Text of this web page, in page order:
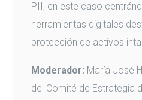
PII, en este caso
herramientas digitales
protección de activos
Moderador: María José
del Comité de Estrategia